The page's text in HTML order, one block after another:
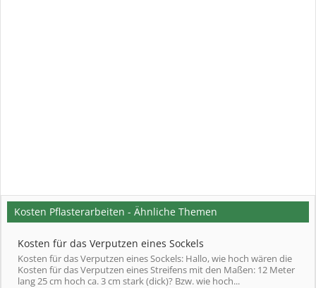
Kosten Pflasterarbeiten - Ähnliche Themen
Kosten für das Verputzen eines Sockels
Kosten für das Verputzen eines Sockels: Hallo, wie hoch wären die
Kosten für das Verputzen eines Streifens mit den Maßen: 12 Meter
lang 25 cm hoch ca. 3 cm stark (dick)? Bzw. wie hoch...